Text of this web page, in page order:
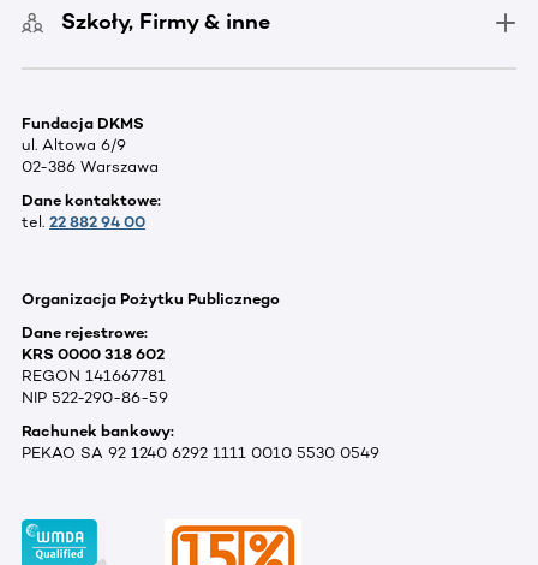
Szkoły, Firmy & inne
Fundacja DKMS
ul. Altowa 6/9
02-386 Warszawa
Dane kontaktowe:
tel. 22 882 94 00
Organizacja Pożytku Publicznego
Dane rejestrowe:
KRS 0000 318 602
REGON 141667781
NIP 522-290-86-59
Rachunek bankowy:
PEKAO SA 92 1240 6292 1111 0010 5530 0549